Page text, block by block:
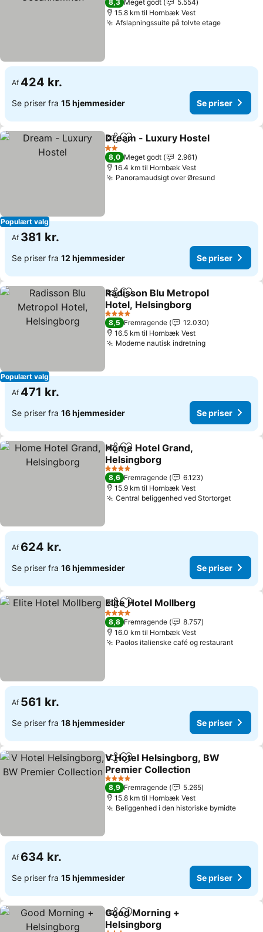
8,3 Meget godt
5.554
15.8 km til Hornbæk Vest
Afslapningssuite på tolvte etage
Af 424 kr.
Se priser fra 15 hjemmesider Se priser
Populært valg
Del Føj til favoritter
Dream - Luxury Hostel
2 Stjerner
8,0 Meget godt
2.961
16.4 km til Hornbæk Vest
Panoramaudsigt over Øresund
Af 381 kr.
Se priser fra 12 hjemmesider Se priser
Populært valg
Del Føj til favoritter
Radisson Blu Metropol
Hotel, Helsingborg
4 Stjerner
8,5 Fremragende
12.030
16.5 km til Hornbæk Vest
Moderne nautisk indretning
Af 471 kr.
Se priser fra 16 hjemmesider Se priser
Del Føj til favoritter
Home Hotel Grand,
Helsingborg
4 Stjerner
8,6 Fremragende
6.123
15.9 km til Hornbæk Vest
Central beliggenhed ved Stortorget
Af 624 kr.
Se priser fra 16 hjemmesider Se priser
Del Føj til favoritter
Elite Hotel Mollberg
4 Stjerner
8,8 Fremragende
8.757
16.0 km til Hornbæk Vest
Paolos italienske café og restaurant
Af 561 kr.
Se priser fra 18 hjemmesider Se priser
Del Føj til favoritter
V Hotel Helsingborg, BW
Premier Collection
4 Stjerner
8,9 Fremragende
5.265
15.8 km til Hornbæk Vest
Beliggenhed i den historiske bymidte
Af 634 kr.
Se priser fra 15 hjemmesider Se priser
Del Føj til favoritter
Good Morning +
Helsingborg